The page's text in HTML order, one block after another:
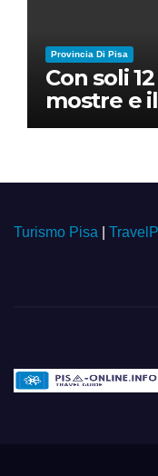
Provincia Di Pisa
Con soli
mostre e
Turismo Pisa